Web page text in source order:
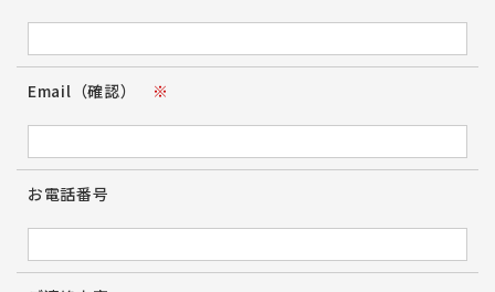
Email（確認） ※
お電話番号